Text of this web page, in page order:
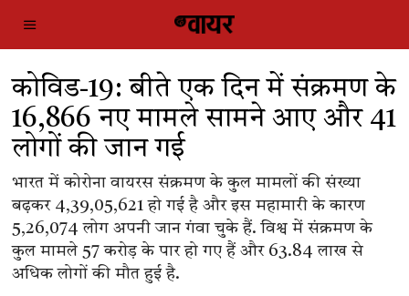
कोविड-19: बीते एक दिन में संक्रमण के
16,866 नए मामले सामने आए और 41
लोगों की जान गई
भारत में कोरोना वायरस संक्रमण के कुल मामलों की संख्या
बढ़कर 4,39,05,621 हो गई है और इस महामारी के कारण
5,26,074 लोग अपनी जान गंवा चुके हैं. विश्व में संक्रमण के
कुल मामले 57 करोड़ के पार हो गए हैं और 63.84 लाख से
अधिक लोगों की मौत हुई है.